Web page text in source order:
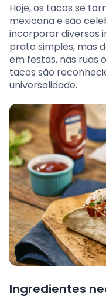
Hoje, os tacos se
mexicana e são
incorporar diversas
prato simples, mas
em festas, nas ruas
tacos são
universalidade.
Ingredientes